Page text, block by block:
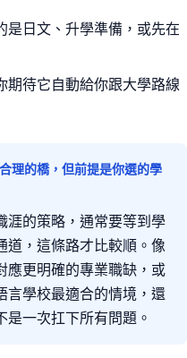
是日文、升學準備，或先在
期待它自動給你跟大學路線
理的橋，但前提是你選的學
涯的策略，通常要等到學
道，這條路才比較順。像
應更明確的專業職缺，或
言學校最適合的情境，還
一次扛下所有問題。